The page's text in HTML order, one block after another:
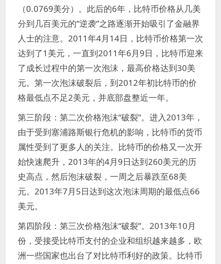
（0.0769美分）。此后的6年，比特币价格从几美
分到几百美元的“逆袭”之路逐渐开始吸引了金融界
人士的注意。2011年4月14日，比特币价格第一次
达到了1美元，一直到2011年6月9日，比特币迎来
了成长过程中的第一次泡沫，最高价格达到30美
元。第一次泡沫破裂后，到2012年初比特币的价
格最低点不足2美元，并底部盘整近一年。
第三阶段：第二次价格泡沫“破裂”。进入2013年，
由于受到塞浦路斯银行危机的影响，比特币的货币
属性受到了更多人的关注。比特币的价格又一次开
始快速爬升，2013年的4月9日达到260美元的历
史高点，然后泡沫破裂，一周之后暴跌至68美
元。2013年7月5日达到这次泡沫周期的最低点66
美元。
第四阶段：第三次价格泡沫“破裂”。2013年10月
份，受接受比特币支付的企业和组织越来越多，欧
洲一些国家也出台了对比特币利好的政策。比特币